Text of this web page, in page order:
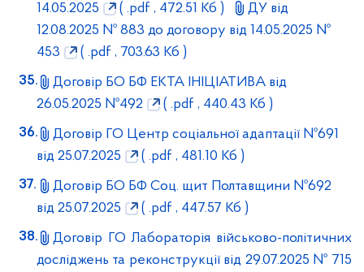
14.05.2025
( .pdf , 472.51 Кб )
ДУ від
12.08.2025 № 883 до договору від 14.05.2025 №
453
( .pdf , 703.63 Кб )
Договір БО БФ ЕКТА ІНІЦІАТИВА від
26.05.2025 №492
( .pdf , 440.43 Кб )
Договір ГО Центр соціальної адаптації №691
від 25.07.2025
( .pdf , 481.10 Кб )
Договір БО БФ Соц. щит Полтавщини №692
від 25.07.2025
( .pdf , 447.57 Кб )
Договір ГО Лабораторія військово-політичних
досліджень та реконструкції від 29.07.2025 № 715